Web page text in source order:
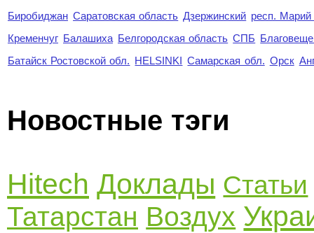
Биробиджан Саратовская область Дзержинский респ.
Кременчуг Балашиха Белгородская область СПБ
Батайск Ростовской обл. HELSINKI Самарская обл. Орск
Новостные тэги
Hitech Доклады Статьи
Татарстан Воздух